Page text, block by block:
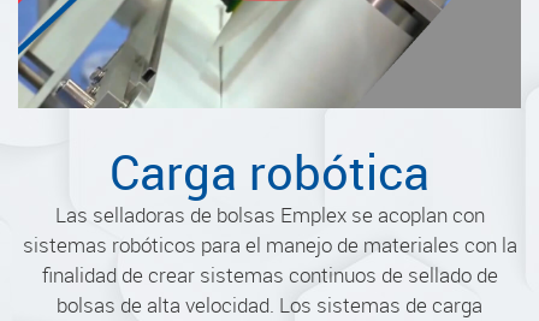
Carga robótica
Las selladoras de bolsas Emplex se acoplan con
sistemas robóticos para el manejo de materiales con la
finalidad de crear sistemas continuos de sellado de
bolsas de alta velocidad. Los sistemas de carga